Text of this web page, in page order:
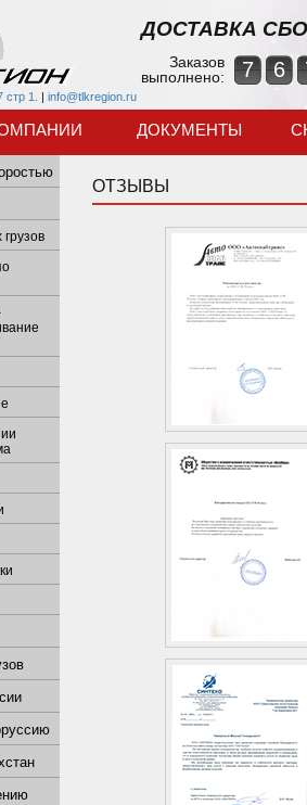
1. | info@tlkregion.ru
ДОСТАВКА
Заказов
выполнено:
7 6
ДОКУМЕНТЫ
ОТЗЫВЫ